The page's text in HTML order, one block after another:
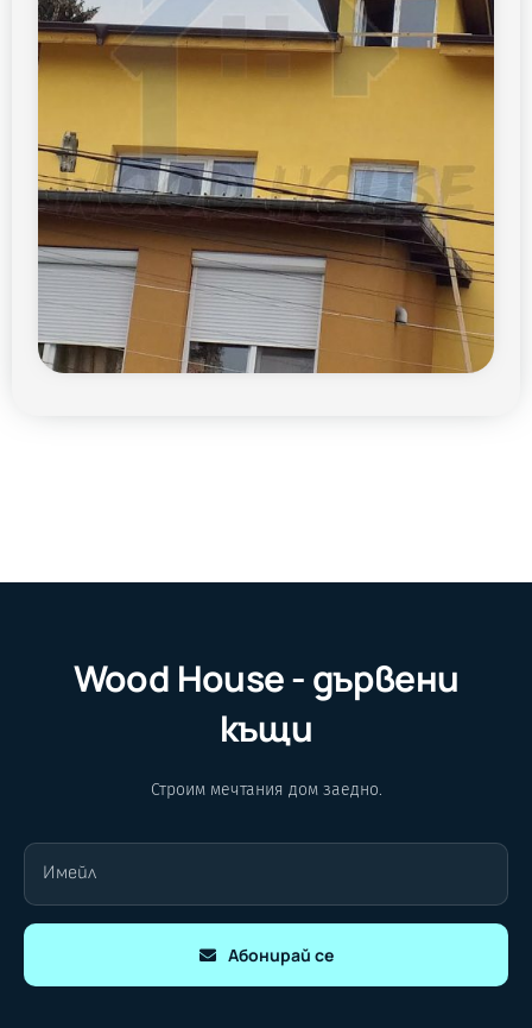
Wood House - дървени
къщи
Строим мечтания дом заедно.
Абонирай се